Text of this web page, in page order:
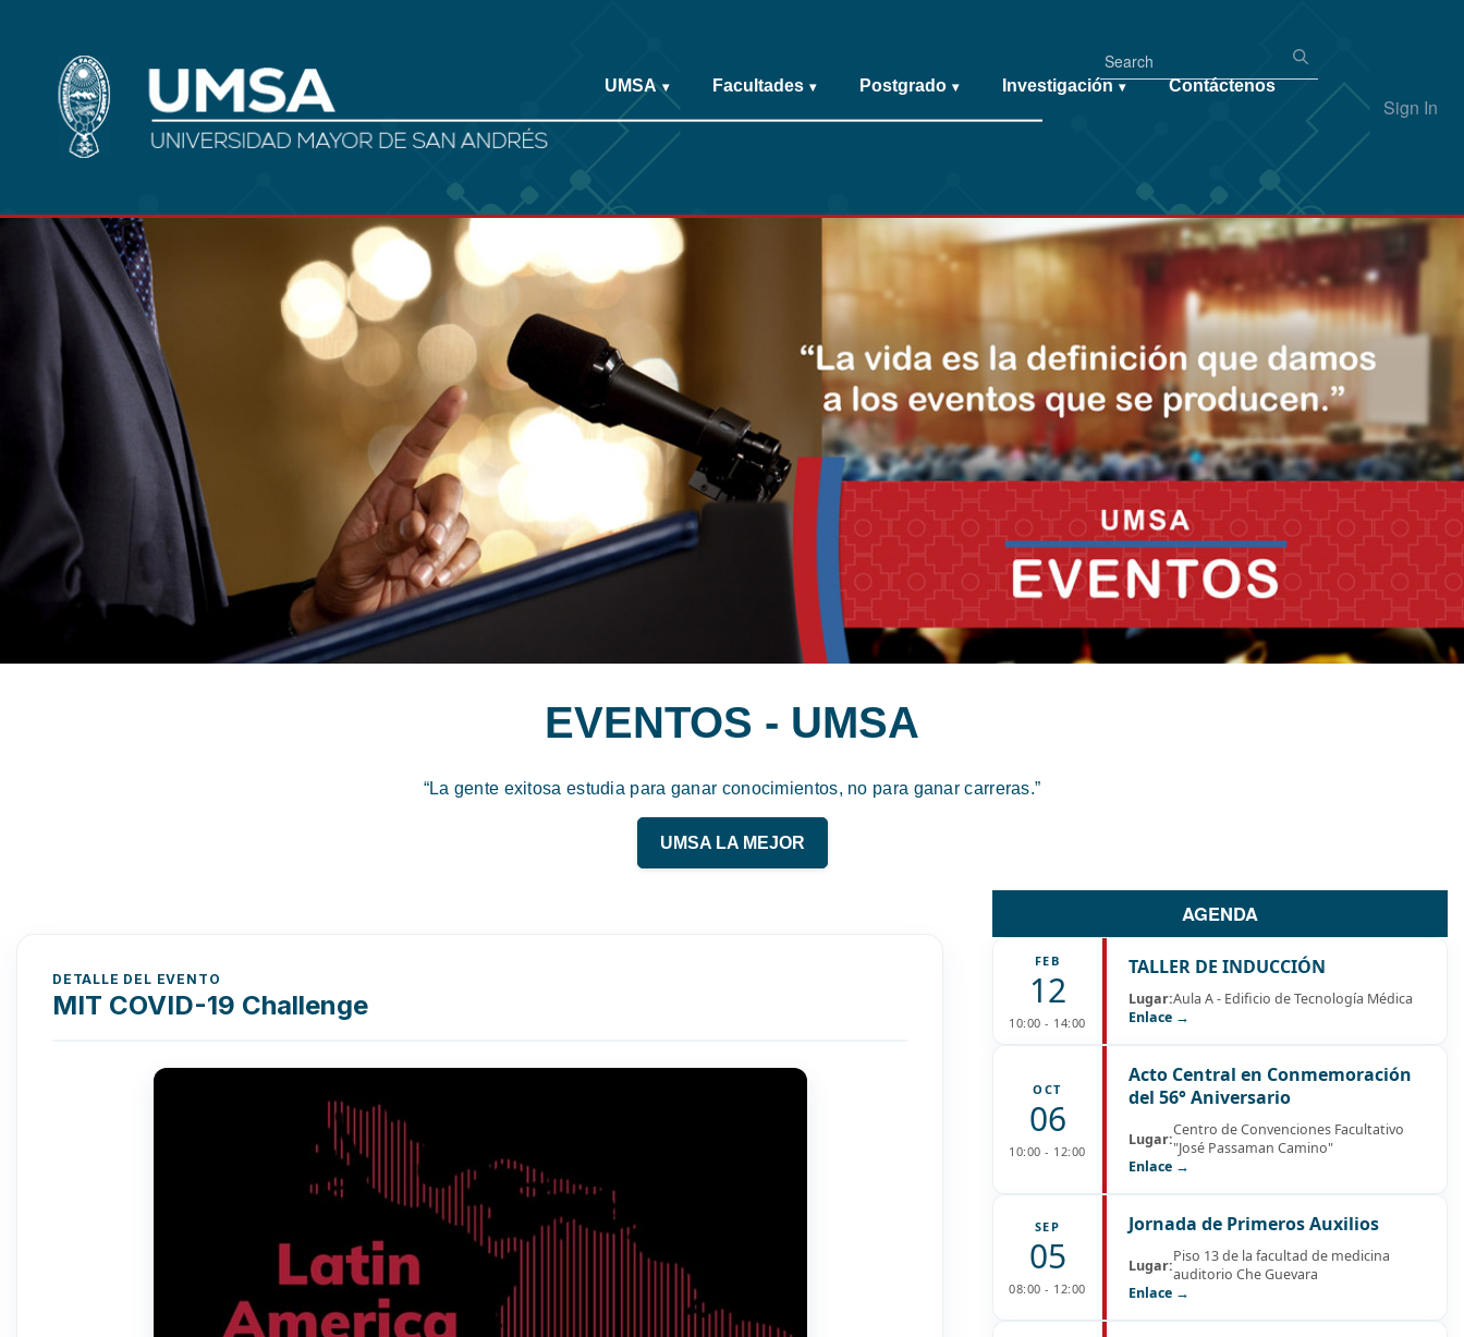
Sign In
UMSA ▾ Facultades ▾ Postgrado ▾ Investigación ▾ Contáctenos
EVENTOS - UMSA
“La gente exitosa estudia para ganar conocimientos, no para ganar carreras.”
UMSA LA MEJOR
DETALLE DEL EVENTO
MIT COVID-19 Challenge
AGENDA
FEB
12
10:00 - 14:00
TALLER DE INDUCCIÓN
Lugar:Aula A - Edificio de Tecnología Médica
Enlace →
OCT
06
10:00 - 12:00
Acto Central en Conmemoración
del 56° Aniversario
Lugar:Centro de Convenciones Facultativo
"José Passaman Camino"
Enlace →
SEP
05
08:00 - 12:00
Jornada de Primeros Auxilios
Lugar:Piso 13 de la facultad de medicina
auditorio Che Guevara
Enlace →